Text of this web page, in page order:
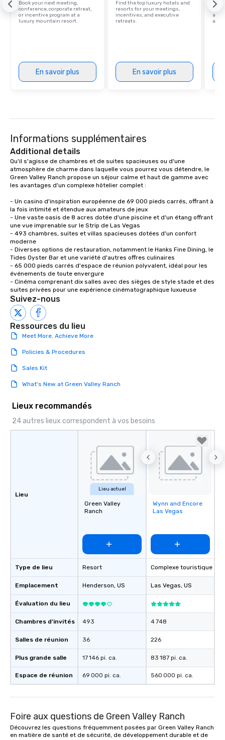
Book your next meeting,
conference, corporate retreat,
or incentive program at a
luxury mountain resort.
En savoir plus
Find the top luxury hotels and
resorts for your meetings,
incentives, and executive
retreats.
En savoir plus
with
and
Informations supplémentaires
Additional details
Qu'il s'agisse de chambres et de suites spacieuses ou d'une
atmosphère de charme dans laquelle vous pourrez vous détendre, le
Green Valley Ranch propose un séjour calme et haut de gamme avec
les avantages d'un complexe hôtelier complet :
- Un casino d'inspiration européenne de 69 000 pieds carrés, offrant à
la fois intimité et étendue aux amateurs de jeux
- Une vaste oasis de 8 acres dotée d'une piscine et d'un étang offrant
une vue imprenable sur le Strip de Las Vegas
- 493 chambres, suites et villas spacieuses dotées d'un confort
moderne
- Diverses options de restauration, notamment le Hanks Fine Dining, le
Tides Oyster Bar et une variété d'autres offres culinaires
- 65 000 pieds carrés d'espace de réunion polyvalent, idéal pour les
événements de toute envergure
- Cinéma comprenant dix salles avec des sièges de style stade et des
suites privées pour une expérience cinématographique luxueuse
Suivez-nous
Ressources du lieu
Meet More. Achieve More
Policies & Procedures
Sales Kit
What's New at Green Valley Ranch
Lieux recommandés
24 autres lieux correspondent à vos besoins
Lieu
Type de lieu
Emplacement
Évaluation du lieu
Chambres d'invités
Salles de réunion
Plus grande salle
Espace de réunion
Lieu actuel
Green Valley
Ranch
Resort
Henderson, US
493
36
17 146 pi. ca.
69 000 pi. ca.
Removed from
favorites
Wynn and Encore
Las Vegas
Complexe touristique
Las Vegas, US
4 748
226
83 187 pi. ca.
560 000 pi. ca.
Foire aux questions de Green Valley Ranch
Découvrez les questions fréquemment posées par Green Valley Ranch
en matière de santé et de sécurité, de développement durable et de